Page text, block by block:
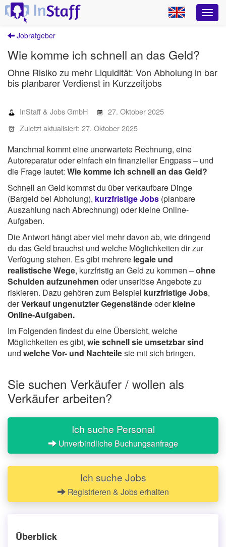
Jobratgeber
Wie komme ich schnell an das Geld?
Ohne Risiko zu mehr Liquidität: Von Abholung in bar
bis planbarer Verdienst in Kurzzeitjobs
InStaff & Jobs GmbH
27. Oktober 2025
Zuletzt aktualisiert: 27. Oktober 2025
Manchmal kommt eine unerwartete Rechnung, eine
Autoreparatur oder einfach ein finanzieller Engpass – und
die Frage lautet: Wie komme ich schnell an das Geld?
Schnell an Geld kommst du über verkaufbare Dinge
(Bargeld bei Abholung), kurzfristige Jobs (planbare
Auszahlung nach Abrechnung) oder kleine Online-
Aufgaben.
Die Antwort hängt aber viel mehr davon ab, wie dringend
du das Geld brauchst und welche Möglichkeiten dir zur
Verfügung stehen. Es gibt mehrere legale und
realistische Wege, kurzfristig an Geld zu kommen –ohne
Schulden aufzunehmen oder unseriöse Angebote zu
riskieren. Dazu gehören zum Beispiel kurzfristige Jobs,
derVerkauf ungenutzter Gegenständeoderkleine
Online-Aufgaben.
Im Folgenden findest du eine Übersicht, welche
Möglichkeiten es gibt, wie schnell sie umsetzbar sind
und welche Vor- und Nachteilesie mit sich bringen.
Sie suchen Verkäufer / wollen als
Verkäufer arbeiten?
Ich suche Personal
Unverbindliche Buchungsanfrage
Ich suche Jobs
Registrieren & Jobs erhalten
Überblick